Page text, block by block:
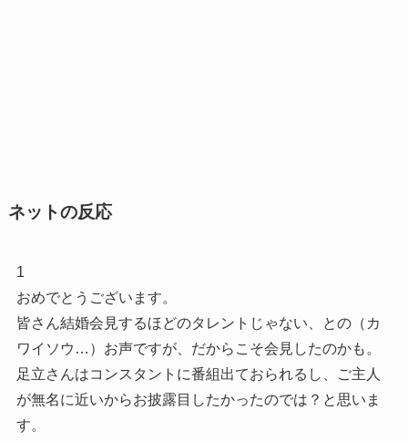
ネットの反応
1
おめでとうございます。
皆さん結婚会見するほどのタレントじゃない、との（カ
ワイソウ…）お声ですが、だからこそ会見したのかも。
足立さんはコンスタントに番組出ておられるし、ご主人
が無名に近いからお披露目したかったのでは？と思いま
す。